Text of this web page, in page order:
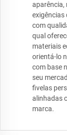
aparência,
exigências
com
qual
materiais
orientá-lo
com base
seu
fivelas
alinhadas
marca.